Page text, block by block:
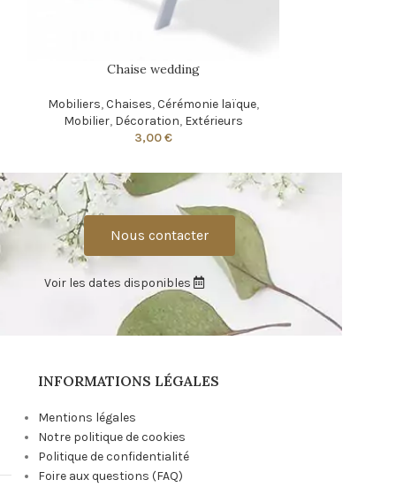
Chaise wedding
Mobiliers,Chaises,Cérémonie laïque,
Mobilier, Décoration, Extérieurs
3,00€
Nous contacter
Voir les dates disponibles
INFORMATIONS LÉGALES
Mentions légales
Notre politique de cookies
Politique de confidentialité
Foire aux questions (FAQ)